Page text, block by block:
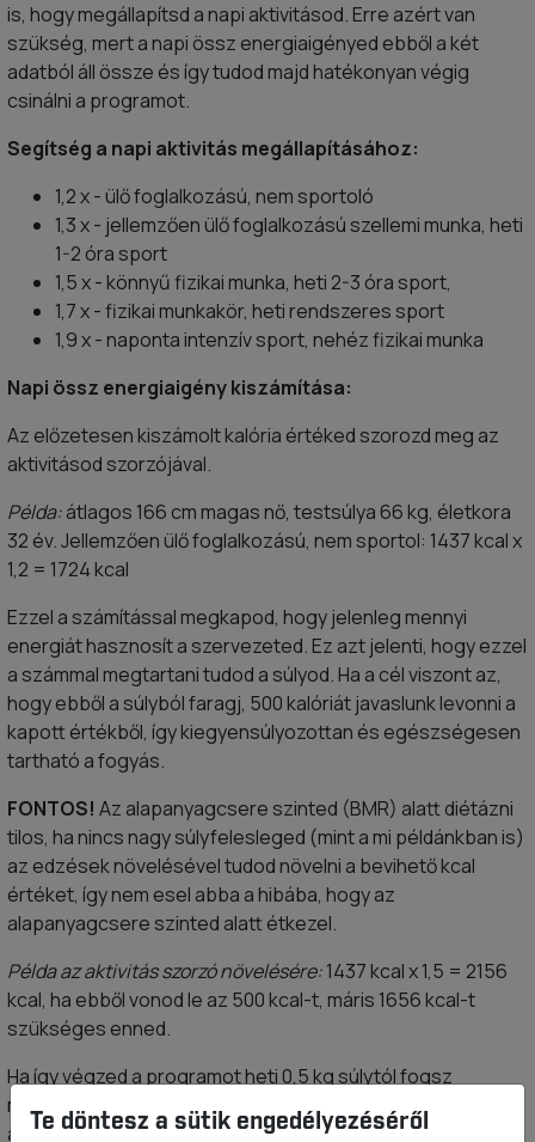
is, hogy megállapítsd a napi aktivitásod. Erre azért van
szükség, mert a napi össz energiaigényed ebből a két
adatból áll össze és így tudod majd hatékonyan végig
csinálni a programot.
Segítség a napi aktivitás megállapításához:
1,2 x - ülő foglalkozású, nem sportoló
1,3 x - jellemzően ülő foglalkozású szellemi munka, heti
1-2 óra sport
1,5 x - könnyű fizikai munka, heti 2-3 óra sport,
1,7 x - fizikai munkakör, heti rendszeres sport
1,9 x - naponta intenzív sport, nehéz fizikai munka
Napi össz energiaigény kiszámítása:
Az előzetesen kiszámolt kalória értéked szorozd meg az
aktivitásod szorzójával.
Példa:átlagos 166 cm magas nő, testsúlya 66 kg, életkora
32 év. Jellemzően ülő foglalkozású, nem sportol: 1437 kcal x
1,2 = 1724 kcal
Ezzel a számítással megkapod, hogy jelenleg mennyi
energiát hasznosít a szervezeted. Ez azt jelenti, hogy ezzel
a számmal megtartani tudod a súlyod. Ha a cél viszont az,
hogy ebből a súlyból faragj, 500 kalóriát javaslunk levonni a
kapott értékből, így kiegyensúlyozottan és egészségesen
tartható a fogyás.
FONTOS! Az alapanyagcsere szinted (BMR) alatt diétázni
tilos, ha nincs nagy súlyfelesleged (mint a mi példánkban is)
az edzések növelésével tudod növelni a bevihető kcal
értéket, így nem esel abba a hibába, hogy az
alapanyagcsere szinted alatt étkezel.
Példa az aktivitás szorzó növelésére:1437 kcal x 1,5 = 2156
kcal, ha ebből vonod le az 500 kcal-t, máris 1656 kcal-t
szükséges enned.
Ha így végzed a programot heti 0,5 kg súlytól fogsz
megszabadulni, ha ennél gyorsabb eredményt szeretnél,
akkor az aktivitásod növelésével a napi kalóriadeficitet is
Te döntesz a sütik engedélyezéséről